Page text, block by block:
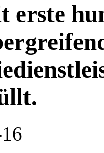
erste